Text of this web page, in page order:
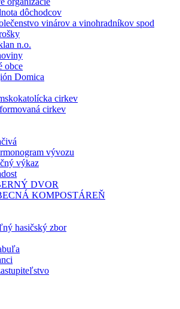
dôchodcov
vinárov a vinohradníkov spod
n.o.
obce
Domica
cirkev
cirkev
vývozu
výkaz
DVOR
KOMPOSTÁREŇ
hasičský zbor